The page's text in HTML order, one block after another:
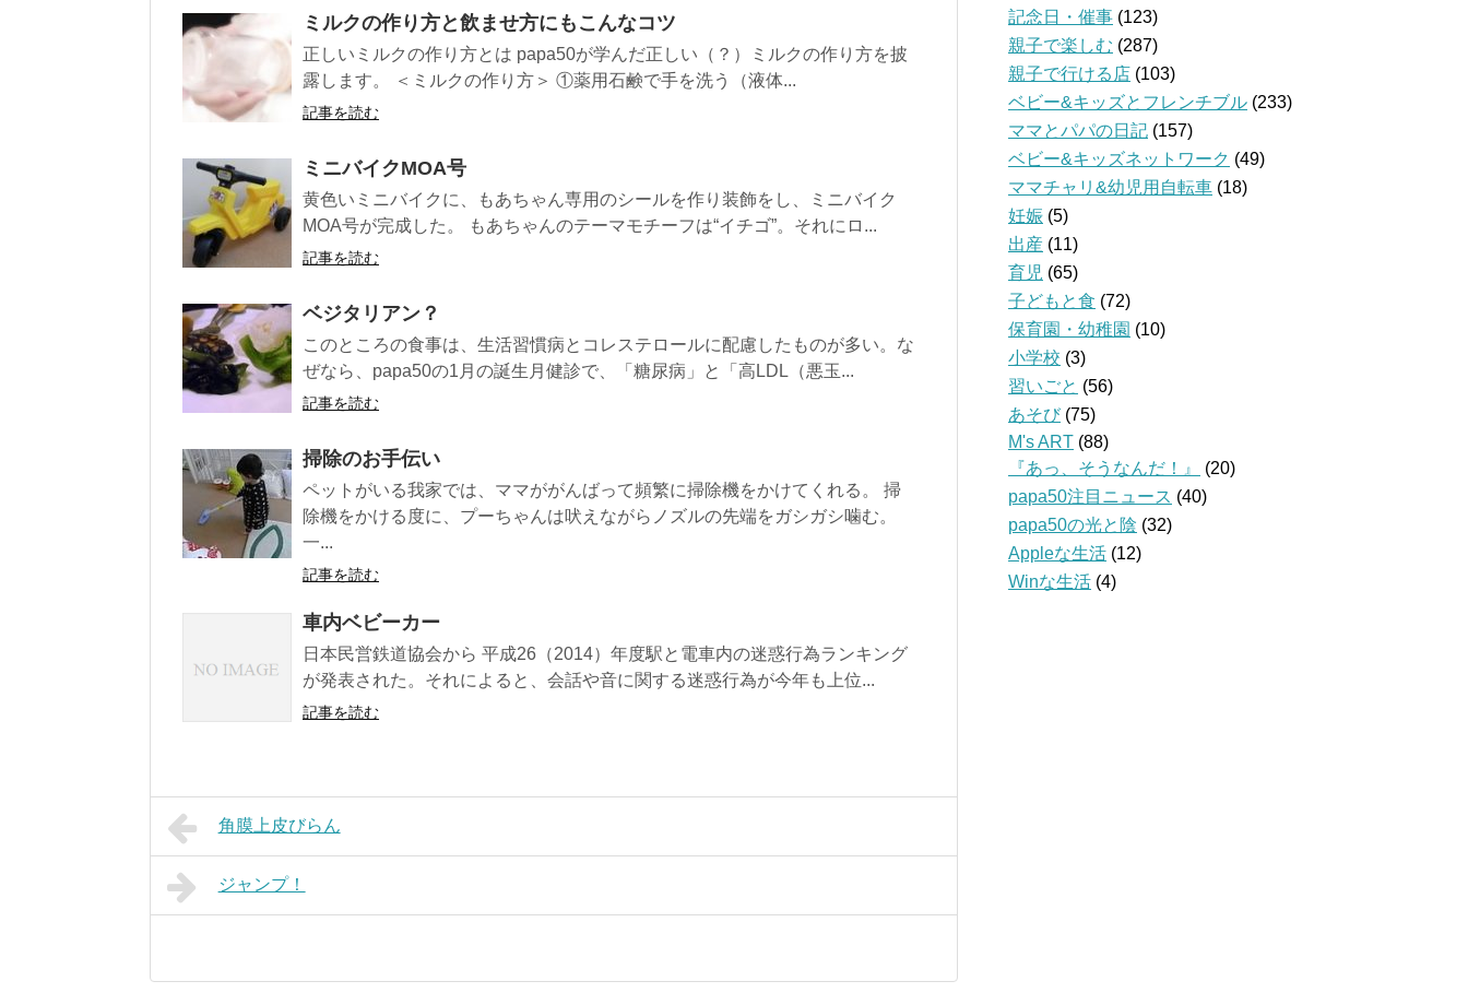
ミルクの作り方と飲ませ方にもこんなコツ
正しいミルクの作り方とは papa50が学んだ正しい（？）ミルクの作り方を披
露します。 ＜ミルクの作り方＞ ①薬用石鹸で手を洗う（液体...
記事を読む
ミニバイクMOA号
黄色いミニバイクに、もあちゃん専用のシールを作り装飾をし、ミニバイク
MOA号が完成した。 もあちゃんのテーマモチーフは“イチゴ”。それにロ...
記事を読む
ベジタリアン？
このところの食事は、生活習慣病とコレステロールに配慮したものが多い。な
ぜなら、papa50の1月の誕生月健診で、「糖尿病」と「高LDL（悪玉...
記事を読む
掃除のお手伝い
ペットがいる我家では、ママががんばって頻繁に掃除機をかけてくれる。 掃
除機をかける度に、プーちゃんは吠えながらノズルの先端をガシガシ噛む。
一...
記事を読む
車内ベビーカー
日本民営鉄道協会から 平成26（2014）年度駅と電車内の迷惑行為ランキング
が発表された。それによると、会話や音に関する迷惑行為が今年も上位...
記事を読む
角膜上皮びらん
ジャンプ！
記念日・催事 (123)
親子で楽しむ (287)
親子で行ける店 (103)
ベビー&キッズとフレンチブル (233)
ママとパパの日記 (157)
ベビー&キッズネットワーク (49)
ママチャリ&幼児用自転車 (18)
妊娠 (5)
出産 (11)
育児 (65)
子どもと食 (72)
保育園・幼稚園 (10)
小学校 (3)
習いごと (56)
あそび(75)
M's ART (88)
『あっ、そうなんだ！』
(20)
papa50注目ニュース (40)
papa50の光と陰 (32)
Appleな生活 (12)
Winな生活 (4)